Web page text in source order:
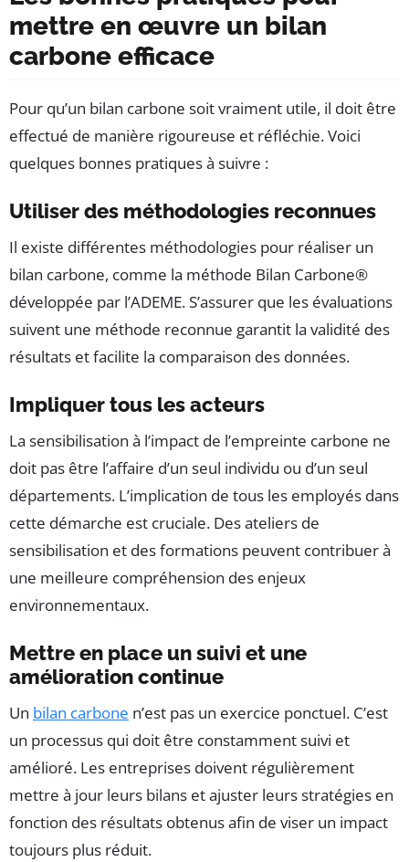
mettre en œuvre un bilan
carbone efficace
Pour qu’un bilan carbone soit vraiment utile, il doit être
effectué de manière rigoureuse et réfléchie. Voici
quelques bonnes pratiques à suivre :
Utiliser des méthodologies reconnues
Il existe différentes méthodologies pour réaliser un
bilan carbone, comme la méthode Bilan Carbone®
développée par l’ADEME. S’assurer que les évaluations
suivent une méthode reconnue garantit la validité des
résultats et facilite la comparaison des données.
Impliquer tous les acteurs
La sensibilisation à l’impact de l’empreinte carbone ne
doit pas être l’affaire d’un seul individu ou d’un seul
départements. L’implication de tous les employés dans
cette démarche est cruciale. Des ateliers de
sensibilisation et des formations peuvent contribuer à
une meilleure compréhension des enjeux
environnementaux.
Mettre en place un suivi et une
amélioration continue
Un bilan carbone n’est pas un exercice ponctuel. C’est
un processus qui doit être constamment suivi et
amélioré. Les entreprises doivent régulièrement
mettre à jour leurs bilans et ajuster leurs stratégies en
fonction des résultats obtenus afin de viser un impact
toujours plus réduit.